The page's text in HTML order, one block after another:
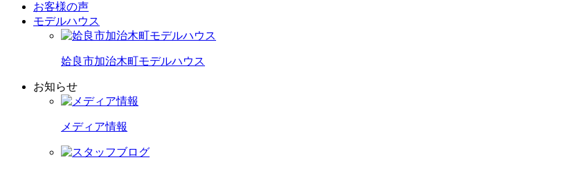
お客様の声
モデルハウス
姶良市加治木町モデルハウス
お知らせ
メディア情報